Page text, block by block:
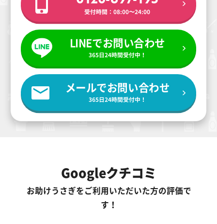
受付時間：08:00〜24:00
LINEでお問い合わせ
365日24時間受付中！
メールでお問い合わせ
365日24時間受付中！
Googleクチコミ
お助けうさぎをご利用いただいた方の評価で
す！